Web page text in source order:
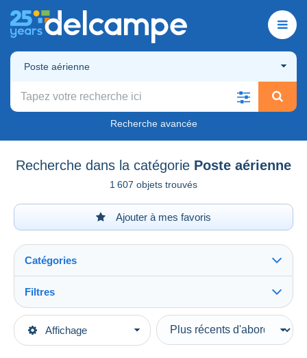
Poste aérienne
Recherche avancée
Recherche dans la catégorie Poste aérienne
1 607 objets trouvés
Ajouter à mes favoris
Affichage
Catégories
Catégories principales
Filtres
Types de vente
En cours